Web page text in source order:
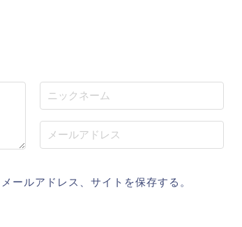
ールアドレス、サイトを保存する。